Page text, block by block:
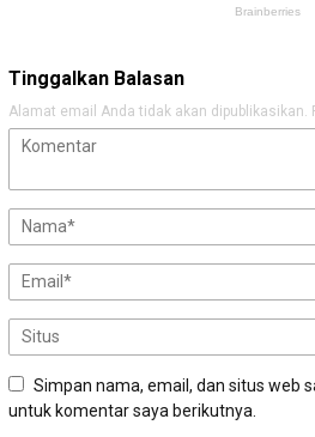
Tinggalkan Balasan
Alamat email Anda tidak akan dipublikasikan.
Simpan nama, email, dan situs web
untuk komentar saya berikutnya.